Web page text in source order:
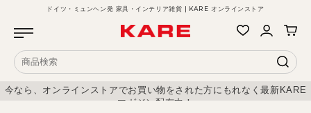
ドイツ・ミュンヘン発 家具・インテリア雑貨 | KARE オンラインストア
今なら、オンラインストアでお買い物をされた方にもれなく最新KARE
マガジン配布中！